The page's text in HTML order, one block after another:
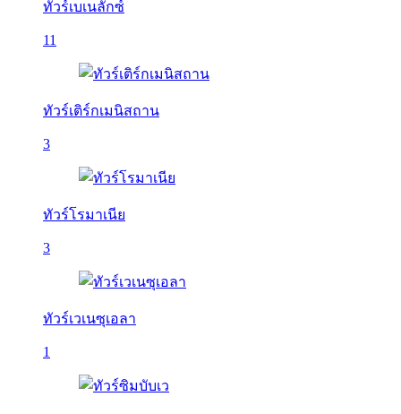
ทัวร์เบเนลักซ์
11
ทัวร์เติร์กเมนิสถาน
3
ทัวร์โรมาเนีย
3
ทัวร์เวเนซุเอลา
1